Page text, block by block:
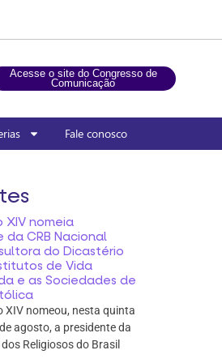
Acesse o site do Congresso de
Comunicação
Fale conosco
XIV nomeia
da CRB Nacional
do Dicastério
de Vida
e as Sociedades de
XIV nomeou, nesta quinta
agosto, a presidente da
Religiosos do Brasil